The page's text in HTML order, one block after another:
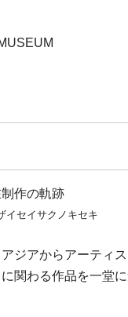
作の軌跡
イセイサクノキセキ
ジアからアーティ
関わる作品を一堂